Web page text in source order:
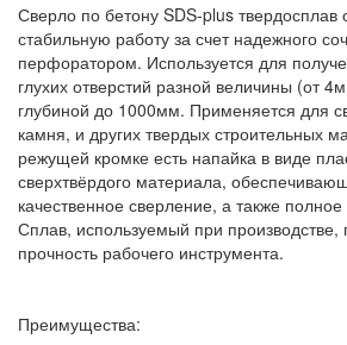
Сверло по бетону SDS-plus твердосплав
стабильную работу за счет надежного
перфоратором. Используется для
глухих отверстий разной величины (от
глубиной до 1000мм. Применяется для
камня, и других твердых строительных
режущей кромке есть напайка в виде
сверхтвёрдого материала,
качественное сверление, а также
Сплав, используемый при производстве,
прочность рабочего инструмента.
Преимущества: